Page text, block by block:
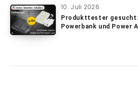
10. Juli 2026
Produkttester gesucht:
Powerbank und Power